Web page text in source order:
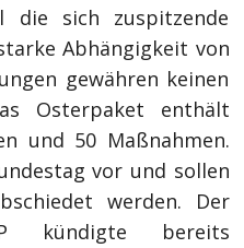
die sich zuspitzende
Abhängigkeit von
gewähren keinen
Osterpaket enthält
und 50 Maßnahmen.
vor und sollen
werden. Der
kündigte bereits